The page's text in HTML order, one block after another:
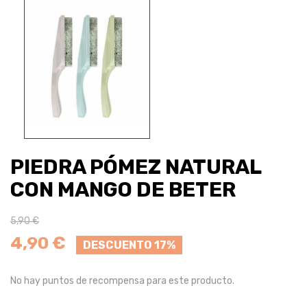
PIEDRA PÓMEZ NATURAL
CON MANGO DE BETER
5,90 €
4,90 € DESCUENTO 17%
No hay puntos de recompensa para este producto.